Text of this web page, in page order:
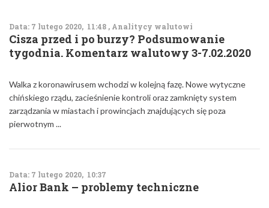
Data: 7 lutego 2020, 11:48 , Analitycy walutowi
Cisza przed i po burzy? Podsumowanie
tygodnia. Komentarz walutowy 3-7.02.2020
Walka z koronawirusem wchodzi w kolejną fazę. Nowe wytyczne
chińskiego rządu, zacieśnienie kontroli oraz zamknięty system
zarządzania w miastach i prowincjach znajdujących się poza
pierwotnym ...
Data: 7 lutego 2020, 10:37
Alior Bank – problemy techniczne